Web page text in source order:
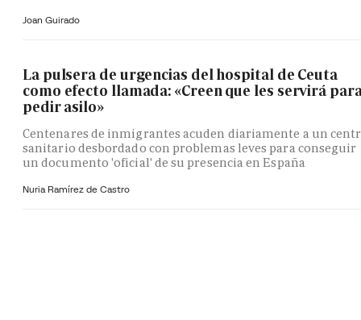
Joan Guirado
La pulsera de urgencias del hospital de Ceuta
como efecto llamada: «Creen que les servirá
pedir asilo»
Centenares de inmigrantes acuden diariamente a un
sanitario desbordado con problemas leves para conseguir
un documento 'oficial' de su presencia en España
Nuria Ramírez de Castro